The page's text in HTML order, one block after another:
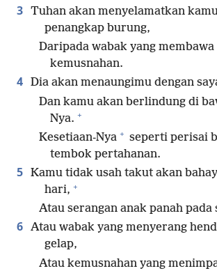
3 Tuhan akan menyelamatkan
penangkap burung,
Daripada wabak yang membawa
kemusnahan.
4 Dia akan menaungimu dengan
Dan kamu akan berlindung di
Nya. +
Kesetiaan-Nya + seperti perisai
tembok pertahanan.
5 Kamu tidak usah takut akan
hari, +
Atau serangan anak panah pada
6 Atau wabak yang menyerang
gelap,
Atau kemusnahan yang